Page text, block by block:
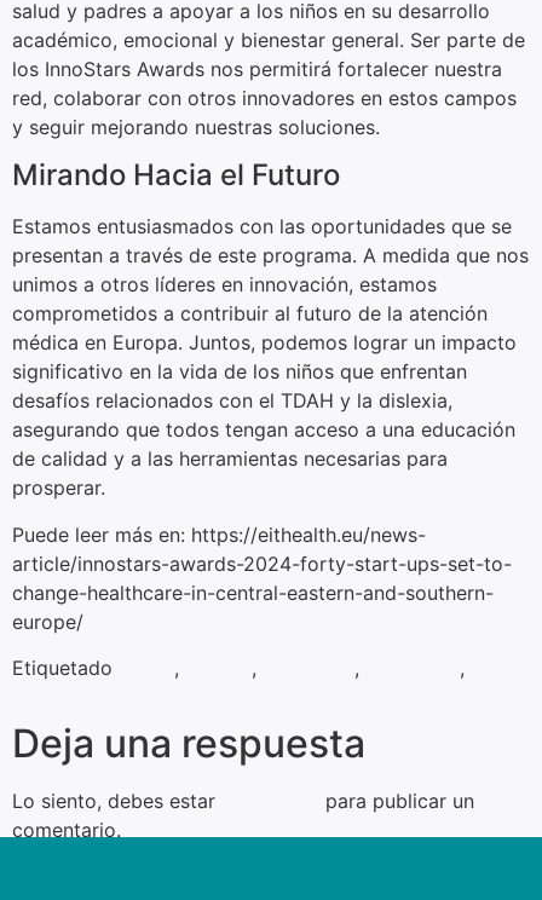
salud y padres a apoyar a los niños en su desarrollo
académico, emocional y bienestar general. Ser parte de
los InnoStars Awards nos permitirá fortalecer nuestra
red, colaborar con otros innovadores en estos campos
y seguir mejorando nuestras soluciones.
Mirando Hacia el Futuro
Estamos entusiasmados con las oportunidades que se
presentan a través de este programa. A medida que nos
unimos a otros líderes en innovación, estamos
comprometidos a contribuir al futuro de la atención
médica en Europa. Juntos, podemos lograr un impacto
significativo en la vida de los niños que enfrentan
desafíos relacionados con el TDAH y la dislexia,
asegurando que todos tengan acceso a una educación
de calidad y a las herramientas necesarias para
prosperar.
Puede leer más en: https://eithealth.eu/news-
article/innostars-awards-2024-forty-start-ups-set-to-
change-healthcare-in-central-eastern-and-southern-
europe/
Etiquetado
, , ,
,
Deja una respuesta
Lo siento, debes estar
para publicar un
comentario.